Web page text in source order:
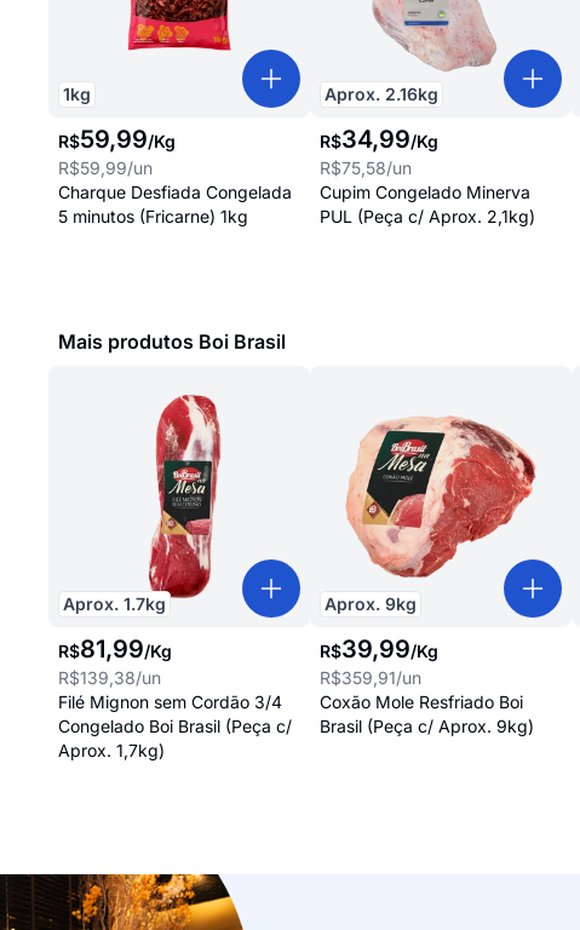
1kg
R$59,99/Kg
R$59,99/un
Charque Desfiada Congelada
5 minutos (Fricarne) 1kg
Aprox. 2.16kg
R$34,99/Kg
R$75,58/un
Cupim Congelado Minerva
PUL (Peça c/ Aprox. 2,1kg)
Mais produtos Boi Brasil
Aprox. 1.7kg
R$81,99/Kg
R$139,38/un
Filé Mignon sem Cordão 3/4
Congelado Boi Brasil (Peça c/
Aprox. 1,7kg)
Aprox. 9kg
R$39,99/Kg
R$359,91/un
Coxão Mole Resfriado Boi
Brasil (Peça c/ Aprox. 9kg)